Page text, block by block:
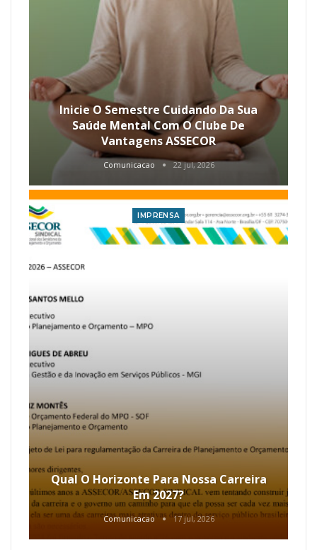
Inicie O Semestre Cuidando Da Sua
Saúde Mental Com O Clube De
Vantagens ASSECOR
Comunicacao 22 jul, 2026
IMPRENSA
Qual O Horizonte Para Nossa Carreira
Em 2027?
Comunicacao 17 jul, 2026